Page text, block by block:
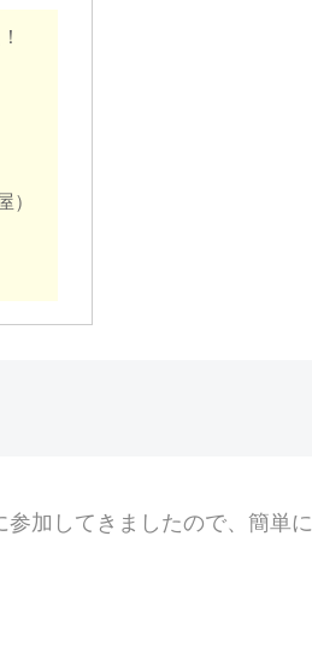
）
加してきましたので、簡単に